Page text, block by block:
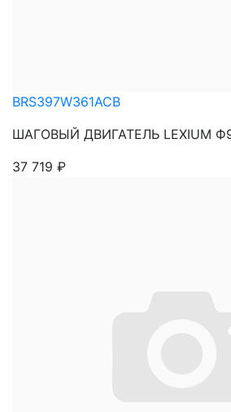
BRS397W361ACB
ШАГОВЫЙ ДВИГАТЕЛЬ LEXIUM
37 719 ₽